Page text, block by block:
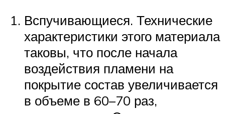
Вспучивающиеся. Технические
характеристики этого материала
таковы, что после начала
воздействия пламени на
покрытие состав увеличивается
в объеме в 60–70 раз,